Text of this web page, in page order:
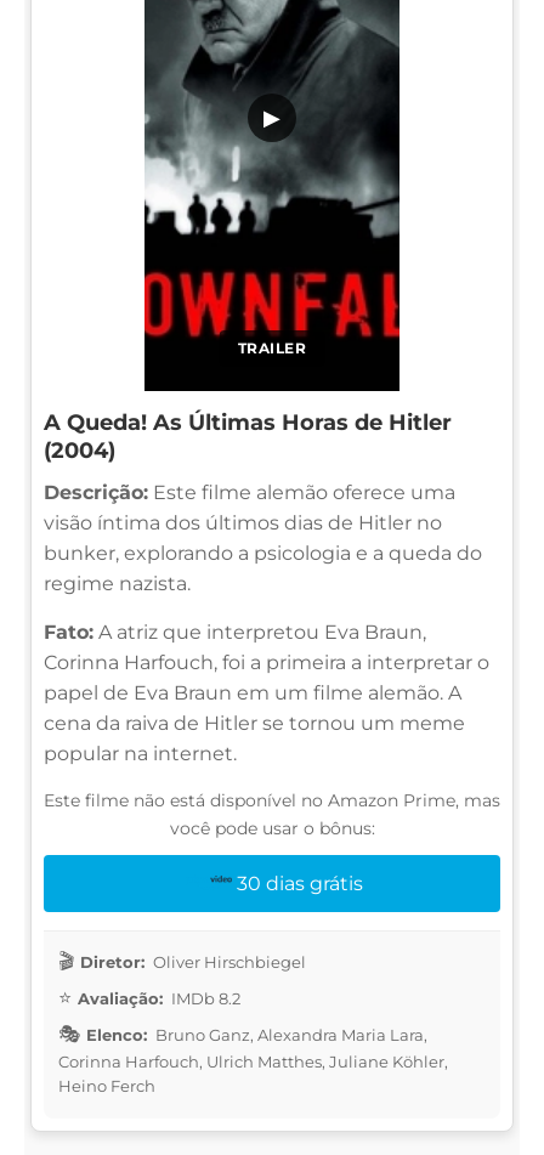
TRAILER
▶
A Queda! As Últimas Horas de Hitler
(2004)
Descrição: Este filme alemão oferece uma
visão íntima dos últimos dias de Hitler no
bunker, explorando a psicologia e a queda do
regime nazista.
Fato: A atriz que interpretou Eva Braun,
Corinna Harfouch, foi a primeira a interpretar o
papel de Eva Braun em um filme alemão. A
cena da raiva de Hitler se tornou um meme
popular na internet.
Este filme não está disponível no Amazon Prime, mas
você pode usar o bônus:
30 dias grátis
Diretor: Oliver Hirschbiegel
Avaliação: IMDb 8.2
Elenco: Bruno Ganz, Alexandra Maria Lara,
Corinna Harfouch, Ulrich Matthes, Juliane Köhler,
Heino Ferch